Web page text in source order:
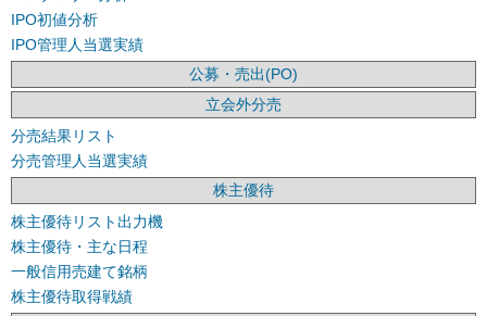
IPO初値分析
IPO管理人当選実績
公募・売出(PO)
立会外分売
分売結果リスト
分売管理人当選実績
株主優待
株主優待リスト出力機
株主優待・主な日程
一般信用売建て銘柄
株主優待取得戦績